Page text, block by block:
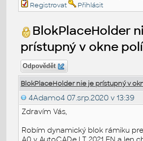
Registrovat
Přihlásit
BlokPlaceHolder
prístupný v okne polí
Odpovědět
BlokPlaceHolder nie je prístupný v
4Adamo4 07.srp.2020 v 13:39
Zdravím Vás,
Robím dynamický blok rámiku